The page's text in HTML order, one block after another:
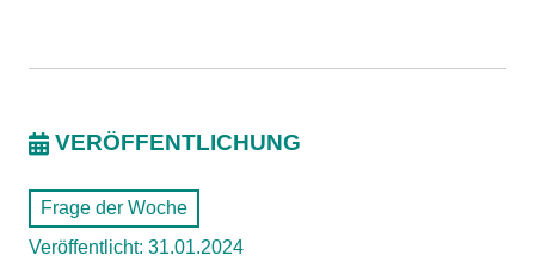
VERÖFFENTLICHUNG
Frage der Woche
Veröffentlicht: 31.01.2024